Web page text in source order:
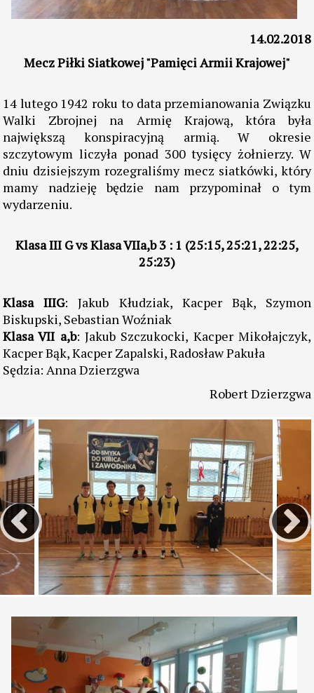
14.02.2018
Mecz Piłki Siatkowej "Pamięci Armii Krajowej"
14 lutego 1942 roku to data przemianowania Związku
Walki Zbrojnej na Armię Krajową, która była
szczytowym liczyła ponad 300 tysięcy żołnierzy. W
dniu dzisiejszym rozegraliśmy mecz siatkówki, który
wydarzeniu.
Klasa III G vs Klasa VIIa,b 3 : 1 (25:15, 25:21, 22:25,
25:23)
: Jakub Kłudziak, Kacper Bąk, Szymon
Biskupski, Sebastian Woźniak
Klasa VII a,b
: Jakub Szczukocki, Kacper Mikołajczyk,
Kacper Bąk, Kacper Zapalski, Radosław Pakuła
Sędzia: Anna Dzierzgwa
Robert Dzierzgwa